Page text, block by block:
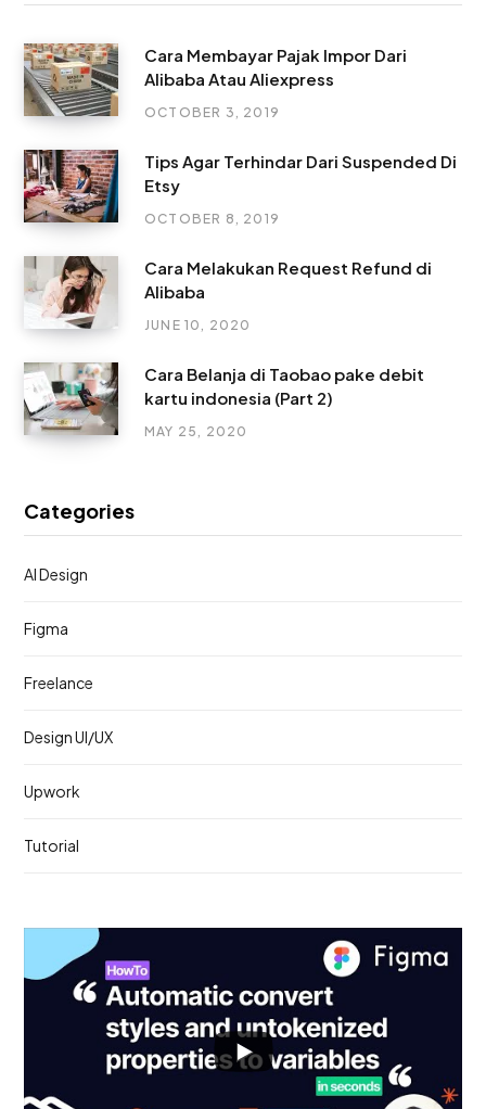
Cara Membayar Pajak Impor Dari
Alibaba Atau Aliexpress
OCTOBER 3, 2019
Tips Agar Terhindar Dari Suspended Di
Etsy
OCTOBER 8, 2019
Cara Melakukan Request Refund di
Alibaba
JUNE 10, 2020
Cara Belanja di Taobao pake debit
kartu indonesia (Part 2)
MAY 25, 2020
Categories
AI Design
Figma
Freelance
Design UI/UX
Upwork
Tutorial